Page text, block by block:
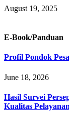
August 19, 2025
E-Book/Panduan
Profil Pondok
June 18, 2026
Hasil Survei
Kualitas